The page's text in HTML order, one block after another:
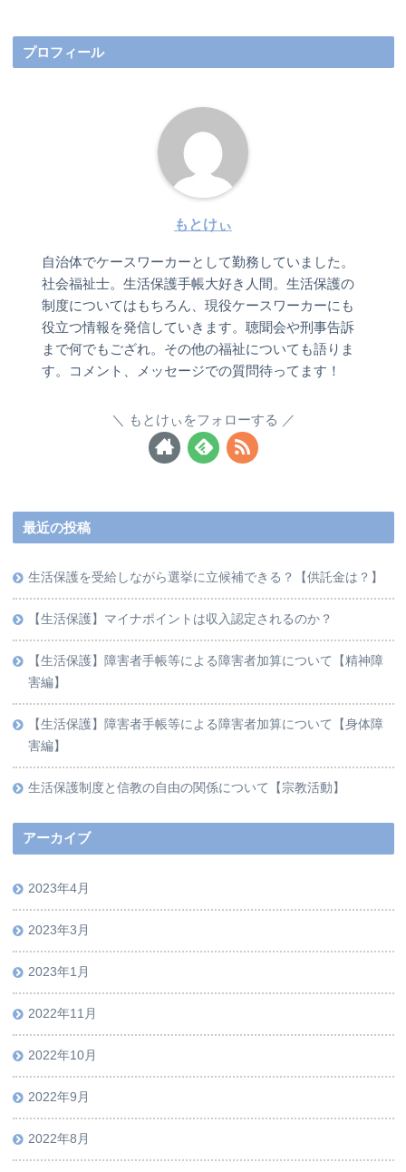
プロフィール
もとけぃ
自治体でケースワーカーとして勤務していました。
社会福祉士。生活保護手帳大好き人間。生活保護の
制度についてはもちろん、現役ケースワーカーにも
役立つ情報を発信していきます。聴聞会や刑事告訴
まで何でもござれ。その他の福祉についても語りま
す。コメント、メッセージでの質問待ってます！
もとけぃをフォローする
最近の投稿
生活保護を受給しながら選挙に立候補できる？【供託金は？】
【生活保護】マイナポイントは収入認定されるのか？
【生活保護】障害者手帳等による障害者加算について【精神障
害編】
【生活保護】障害者手帳等による障害者加算について【身体障
害編】
生活保護制度と信教の自由の関係について【宗教活動】
アーカイブ
2023年4月
2023年3月
2023年1月
2022年11月
2022年10月
2022年9月
2022年8月